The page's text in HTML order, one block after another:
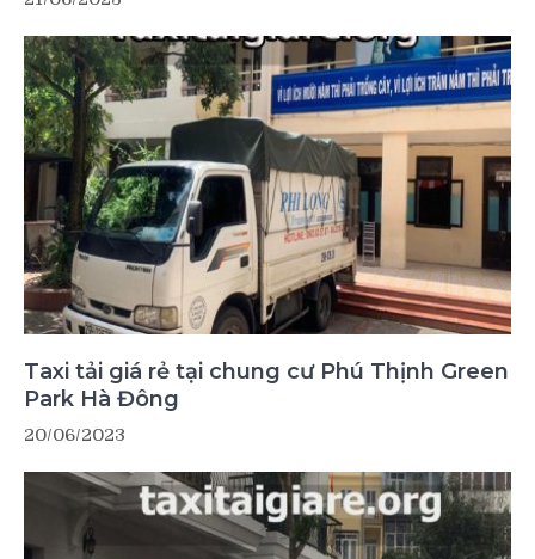
Taxi tải giá rẻ tại chung cư Phú Thịnh Green
Park Hà Đông
20/06/2023